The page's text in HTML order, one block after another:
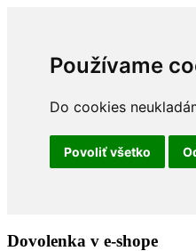
Používame
Do cookies
Povoliť všetko
Dovolenka v e-shope